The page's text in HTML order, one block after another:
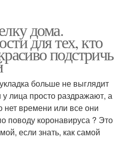
дома.
для тех, кто
подстричь
больше не выглядит
лица просто раздражают, а
нет времени или все они
поводу коронавируса ? Это
если знать, как самой